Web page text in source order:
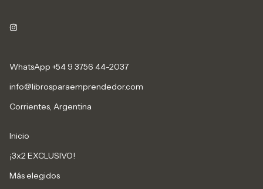
WhatsApp +54 9 3756 44-2037
info@librosparaemprendedor.com
Corrientes, Argentina
Inicio
¡3x2 EXCLUSIVO!
Más elegidos